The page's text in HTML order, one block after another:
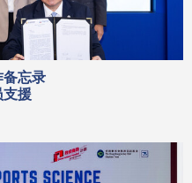
备忘录
支援